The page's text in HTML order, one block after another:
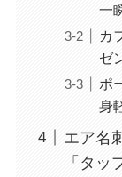
一
カ
ゼ
ポ
身
エア名
「タ